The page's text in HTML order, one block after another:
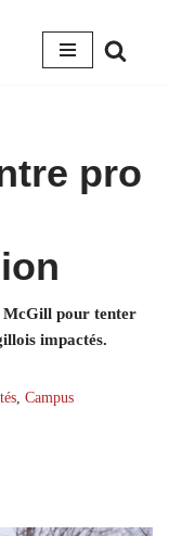
pro
McGill pour tenter
impactés.
Campus